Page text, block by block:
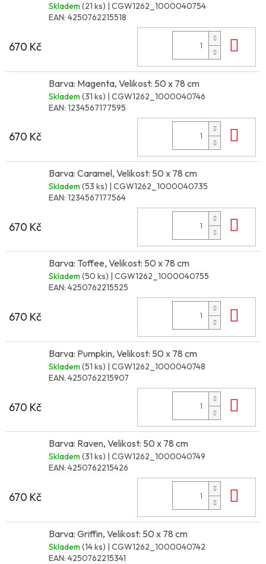
Skladem (21 ks) | CGW1262_1000040754
EAN: 4250762215518
670 Kč
Barva: Magenta, Velikost: 50 x 78 cm
Skladem (31 ks) | CGW1262_1000040746
EAN: 1234567177595
670 Kč
Barva: Caramel, Velikost: 50 x 78 cm
Skladem (53 ks) | CGW1262_1000040735
EAN: 1234567177564
670 Kč
Barva: Toffee, Velikost: 50 x 78 cm
Skladem (50 ks) | CGW1262_1000040755
EAN: 4250762215525
670 Kč
Barva: Pumpkin, Velikost: 50 x 78 cm
Skladem (51 ks) | CGW1262_1000040748
EAN: 4250762215907
670 Kč
Barva: Raven, Velikost: 50 x 78 cm
Skladem (31 ks) | CGW1262_1000040749
EAN: 4250762215426
670 Kč
Barva: Griffin, Velikost: 50 x 78 cm
Skladem (14 ks) | CGW1262_1000040742
EAN: 4250762215341